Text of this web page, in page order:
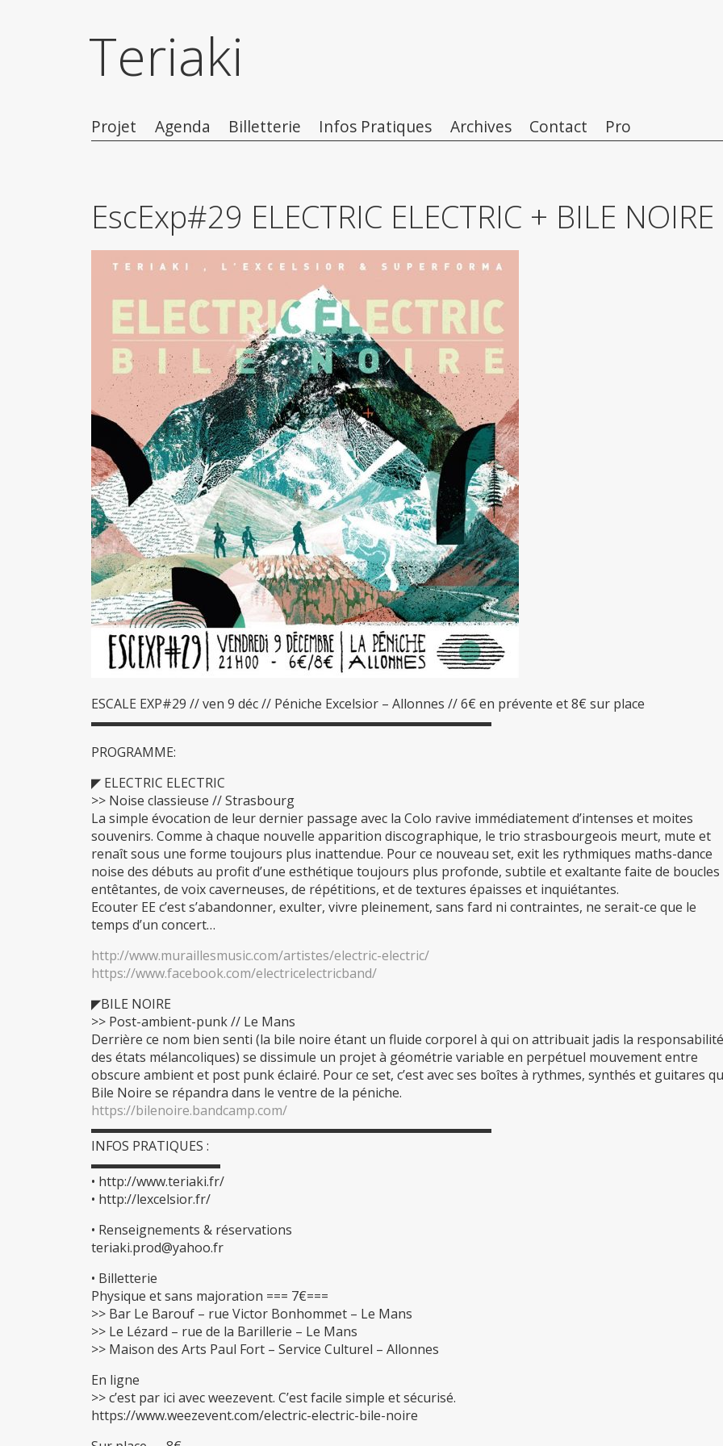
Teriaki
Projet Agenda Billetterie Infos Pratiques Archives Contact Pro
EscExp#29 ELECTRIC ELECTRIC + BILE NOIRE
ESCALE EXP#29 // ven 9 déc // Péniche Excelsior – Allonnes // 6€ en prévente et 8€ sur place
▬▬▬▬▬▬▬▬▬▬▬▬▬▬▬▬▬▬▬▬▬▬▬▬▬▬▬▬▬▬▬
PROGRAMME:
◤ ELECTRIC ELECTRIC
>> Noise classieuse // Strasbourg
La simple évocation de leur dernier passage avec la Colo ravive immédiatement d’intenses et moites
souvenirs. Comme à chaque nouvelle apparition discographique, le trio strasbourgeois meurt, mute et
renaît sous une forme toujours plus inattendue. Pour ce nouveau set, exit les rythmiques maths-dance
noise des débuts au profit d’une esthétique toujours plus profonde, subtile et exaltante faite de boucles
entêtantes, de voix caverneuses, de répétitions, et de textures épaisses et inquiétantes.
Ecouter EE c’est s’abandonner, exulter, vivre pleinement, sans fard ni contraintes, ne serait-ce que le
temps d’un concert…
http://www.muraillesmusic.com/artistes/electric-electric/
https://www.facebook.com/electricelectricband/
◤BILE NOIRE
>> Post-ambient-punk // Le Mans
Derrière ce nom bien senti (la bile noire étant un fluide corporel à qui on attribuait jadis la
des états mélancoliques) se dissimule un projet à géométrie variable en perpétuel mouvement entre
obscure ambient et post punk éclairé. Pour ce set, c’est avec ses boîtes à rythmes, synthés et guitares
Bile Noire se répandra dans le ventre de la péniche.
https://bilenoire.bandcamp.com/
▬▬▬▬▬▬▬▬▬▬▬▬▬▬▬▬▬▬▬▬▬▬▬▬▬▬▬▬▬▬▬
INFOS PRATIQUES :
▬▬▬▬▬▬▬▬▬▬
• http://www.teriaki.fr/
• http://lexcelsior.fr/
• Renseignements & réservations
teriaki.prod@yahoo.fr
• Billetterie
Physique et sans majoration === 7€===
>> Bar Le Barouf – rue Victor Bonhommet – Le Mans
>> Le Lézard – rue de la Barillerie – Le Mans
>> Maison des Arts Paul Fort – Service Culturel – Allonnes
En ligne
>> c’est par ici avec weezevent. C’est facile simple et sécurisé.
https://www.weezevent.com/electric-electric-bile-noire